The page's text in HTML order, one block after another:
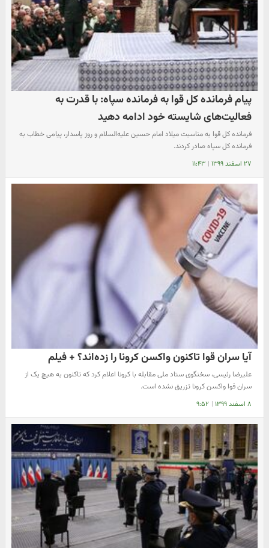
پیام فرمانده کل قوا به فرمانده سپاه: با قدرت به
فعالیت‌های شایسته خود ادامه دهید
فرمانده کل قوا به مناسبت میلاد امام حسین علیه‌السلام و روز پاسدار، پیامی خطاب به
فرمانده کل سپاه صادر کردند.
۲۷ اسفند ۱۳۹۹ | ۱۱:۴۳
آیا سران قوا تاکنون واکسن کرونا را زده‌اند؟ + فیلم
علیرضا رئیسی، سخنگوی ستاد ملی مقابله با کرونا اعلام کرد که تاکنون به هیچ یک از
سران قوا واکسن کرونا تزریق نشده است.
۸ اسفند ۱۳۹۹ | ۹:۵۲